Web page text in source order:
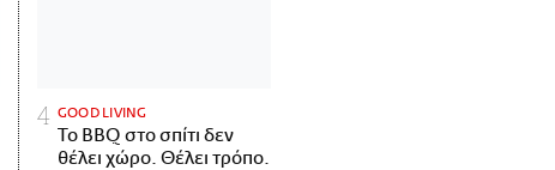
GOOD LIVING
Το BBQ στο σπίτι δεν
θέλει χώρο. Θέλει τρόπο.